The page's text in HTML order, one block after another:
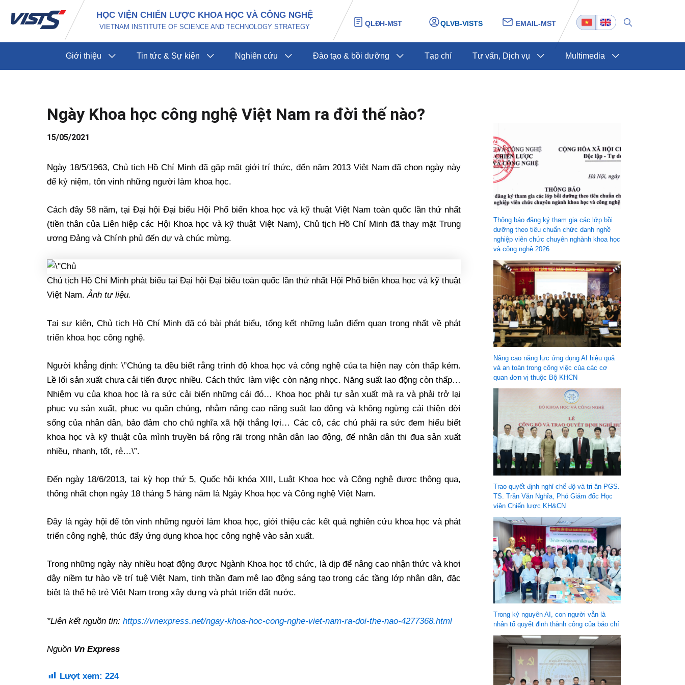
HỌC VIỆN CHIẾN LƯỢC KHOA HỌC VÀ CÔNG NGHỆ
VIETNAM INSTITUTE OF SCIENCE AND TECHNOLOGY STRATEGY QLĐH-MST QLVB-VISTS EMAIL-MST
Giới thiệu Tin tức & Sự kiện Nghiên cứu Đào tạo & bồi dưỡng Tạp chí Tư vấn, Dịch vụ Multimedia
Ngày Khoa học công nghệ Việt Nam ra đời thế nào?
15/05/2021
Ngày 18/5/1963, Chủ tịch Hồ Chí Minh đã gặp mặt giới trí thức, đến năm 2013 Việt Nam đã chọn ngày này
để kỷ niệm, tôn vinh những người làm khoa học.
Cách đây 58 năm, tại Đại hội Đại biểu Hội Phổ biến khoa học và kỹ thuật Việt Nam toàn quốc lần thứ nhất
(tiền thân của Liên hiệp các Hội Khoa học và kỹ thuật Việt Nam), Chủ tịch Hồ Chí Minh đã thay mặt Trung
ương Đảng và Chính phủ đến dự và chúc mừng.
Chủ tịch Hồ Chí Minh phát biểu tại Đại hội Đại biểu toàn quốc lần thứ nhất Hội Phổ biến khoa học và kỹ thuật
Việt Nam. Ảnh tư liệu.
Tại sự kiện, Chủ tịch Hồ Chí Minh đã có bài phát biểu, tổng kết những luận điểm quan trọng nhất về phát
triển khoa học công nghệ.
Người khẳng định: \”Chúng ta đều biết rằng trình độ khoa học và công nghệ của ta hiện nay còn thấp kém.
Lề lối sản xuất chưa cải tiến được nhiều. Cách thức làm việc còn nặng nhọc. Năng suất lao động còn thấp…
Nhiệm vụ của khoa học là ra sức cải biến những cái đó… Khoa học phải tự sản xuất mà ra và phải trở lại
phục vụ sản xuất, phục vụ quần chúng, nhằm nâng cao năng suất lao động và không ngừng cải thiện đời
sống của nhân dân, bảo đảm cho chủ nghĩa xã hội thắng lợi… Các cô, các chú phải ra sức đem hiểu biết
khoa học và kỹ thuật của mình truyền bá rộng rãi trong nhân dân lao động, để nhân dân thi đua sản xuất
nhiều, nhanh, tốt, rẻ…\”.
Đến ngày 18/6/2013, tại kỳ họp thứ 5, Quốc hội khóa XIII, Luật Khoa học và Công nghệ được thông qua,
thống nhất chọn ngày 18 tháng 5 hàng năm là Ngày Khoa học và Công nghệ Việt Nam.
Đây là ngày hội để tôn vinh những người làm khoa học, giới thiệu các kết quả nghiên cứu khoa học và phát
triển công nghệ, thúc đẩy ứng dụng khoa học công nghệ vào sản xuất.
Trong những ngày này nhiều hoạt động được Ngành Khoa học tổ chức, là dịp để nâng cao nhận thức và khơi
dậy niềm tự hào về trí tuệ Việt Nam, tinh thần đam mê lao động sáng tạo trong các tầng lớp nhân dân, đặc
biệt là thế hệ trẻ Việt Nam trong xây dựng và phát triển đất nước.
*Liên kết nguồn tin: https://vnexpress.net/ngay-khoa-hoc-cong-nghe-viet-nam-ra-doi-the-nao-4277368.html
Nguồn Vn Express
Lượt xem: 224
hướng
Thông báo đăng ký tham gia các lớp bồi
dưỡng theo tiêu chuẩn chức danh nghề
nghiệp viên chức chuyên nghành khoa học
và công nghệ 2026
Nâng cao năng lực ứng dụng AI hiệu quả
và an toàn trong công việc của các cơ
quan đơn vị thuộc Bộ KHCN
Trao quyết định nghỉ chế độ và tri ân PGS.
TS. Trần Văn Nghĩa, Phó Giám đốc Học
viện Chiến lược KH&CN
Trong kỷ nguyên AI, con người vẫn là
nhân tố quyết định thành công của báo chí